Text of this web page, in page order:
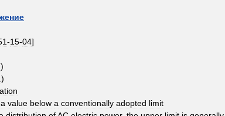
-15-04]
)
)
a value below a conventionally adopted limit